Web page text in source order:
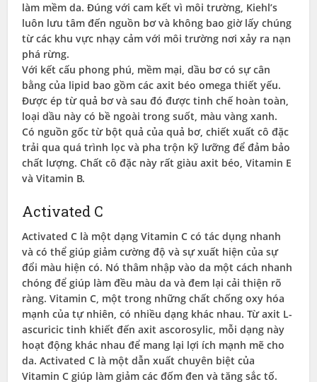
làm mềm da. Đúng với cam kết vì môi trường, Kiehl’s
luôn lưu tâm đến nguồn bơ và không bao giờ lấy chúng
từ các khu vực nhạy cảm với môi trường nơi xảy ra nạn
phá rừng.
Với kết cấu phong phú, mềm mại, dầu bơ có sự cân
bằng của lipid bao gồm các axit béo omega thiết yếu.
Được ép từ quả bơ và sau đó được tinh chế hoàn toàn,
loại dầu này có bề ngoài trong suốt, màu vàng xanh.
Có nguồn gốc từ bột quả của quả bơ, chiết xuất cô đặc
trải qua quá trình lọc và pha trộn kỹ lưỡng để đảm bảo
chất lượng. Chất cô đặc này rất giàu axit béo, Vitamin E
và Vitamin B.
Activated C
Activated C là một dạng Vitamin C có tác dụng nhanh
và có thể giúp giảm cường độ và sự xuất hiện của sự
đổi màu hiện có. Nó thâm nhập vào da một cách nhanh
chóng để giúp làm đều màu da và đem lại cải thiện rõ
ràng. Vitamin C, một trong những chất chống oxy hóa
mạnh của tự nhiên, có nhiều dạng khác nhau. Từ axit L-
ascuricic tinh khiết đến axit ascorosylic, mỗi dạng này
hoạt động khác nhau để mang lại lợi ích mạnh mẽ cho
da. Activated C là một dẫn xuất chuyên biệt của
Vitamin C giúp làm giảm các đốm đen và tăng sắc tố.